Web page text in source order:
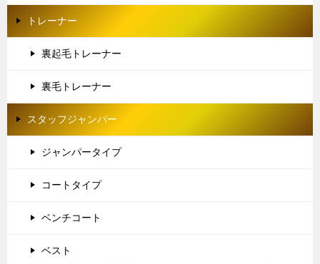
トレーナー
裏起毛トレーナー
裏毛トレーナー
スタッフジャンパー
ジャンパータイプ
コートタイプ
ベンチコート
ベスト